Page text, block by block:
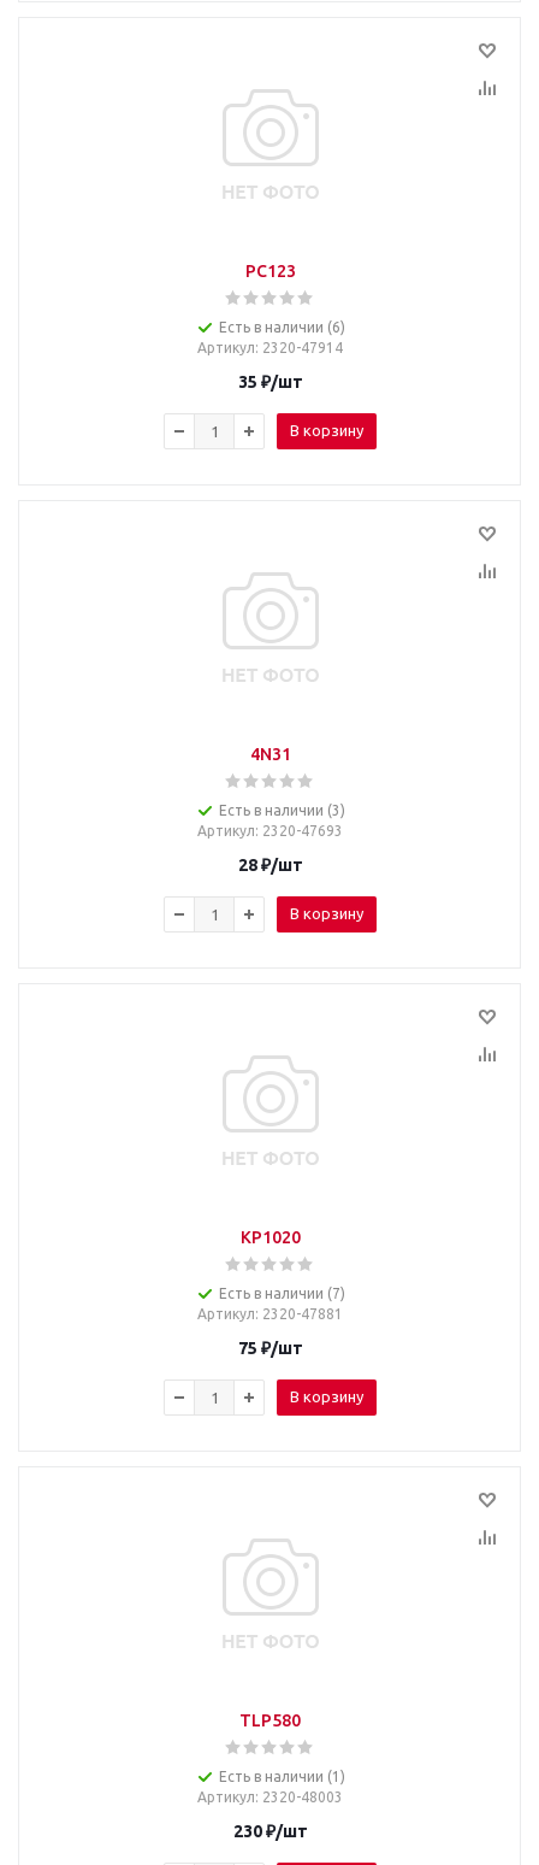
PC123
Есть в наличии (6)
Артикул: 2320-47914
35 ₽/шт
В корзину
4N31
Есть в наличии (3)
Артикул: 2320-47693
28₽/шт
В корзину
KP1020
Есть в наличии (7)
Артикул: 2320-47881
75 ₽/шт
В корзину
TLP580
Есть в наличии (1)
Артикул: 2320-48003
230₽/шт